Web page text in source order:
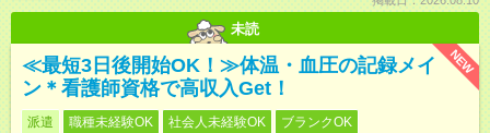
未読
NEW
≪最短3日後開始OK！≫体温・血圧の記録メイ
ン＊看護師資格で高収入Get！
派遣 職種未経験OK 社会人未経験OK
ブランクOK